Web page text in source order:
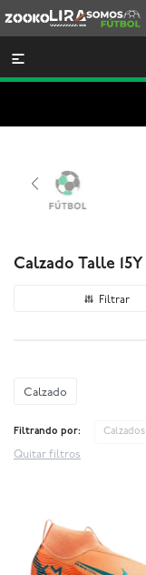
Lira
Somos
Futbol

Calzado Talle 15Y
Calzado
Filtrando por: Calzados
Quitar filtros